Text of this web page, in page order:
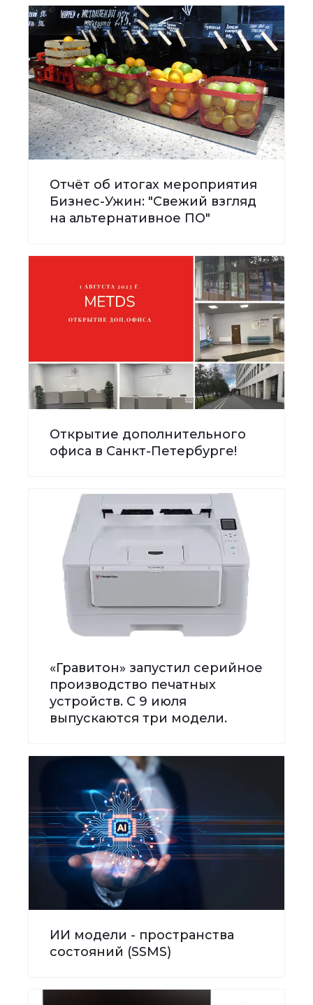
Отчёт об итогах мероприятия
Бизнес-Ужин: "Свежий взгляд
на альтернативное ПО"
Открытие дополнительного
офиса в Санкт-Петербурге!
«Гравитон» запустил серийное
производство печатных
устройств. С 9 июля
выпускаются три модели.
ИИ модели - пространства
состояний (SSMS)